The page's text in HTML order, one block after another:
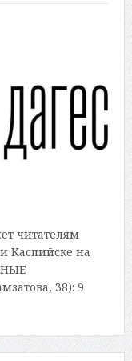
читателям
Каспийске на
38): 9